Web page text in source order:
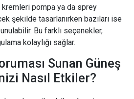
kremleri pompa ya da sprey
şekilde tasarlanırken bazıları ise
Bu farklı seçenekler,
kolaylığı sağlar.
Sunan Güneş
Nasıl Etkiler?